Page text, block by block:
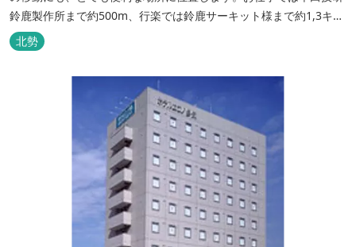
鈴鹿製作所まで約500m、行楽では鈴鹿サーキット様まで約1,3キ
ロ、スポーツ行事では鈴鹿スポーツガーデン様まで約3キロととて
も近い場所にあります。亀山市へのアクセスも便利でシャープ亀山
工場では約10キロと鈴鹿市では近い場所となっております。
北勢